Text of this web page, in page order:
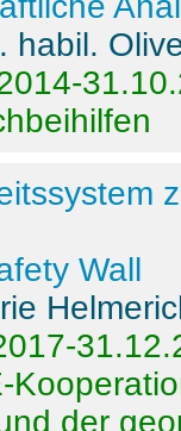
habil.
Wall
der